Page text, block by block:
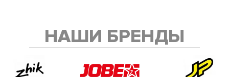
НАШИ БРЕНДЫ